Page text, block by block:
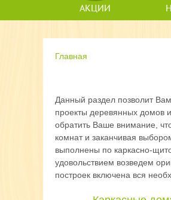
АКЦИИ
Главная
Данный раздел позволит
проекты деревянных домов
обратить Ваше внимание,
комнат и заканчивая
выполнены по каркасно-
удовольствием возведем
построек включена вся